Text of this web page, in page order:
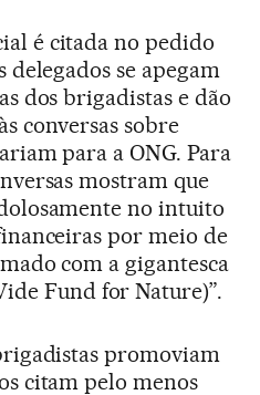
é citada no pedido
se apegam
dos brigadistas e dão
conversas sobre
para a ONG. Para
mostram que
no intuito
por meio de
com a gigantesca
Fund for Nature)”.
promoviam
citam pelo menos